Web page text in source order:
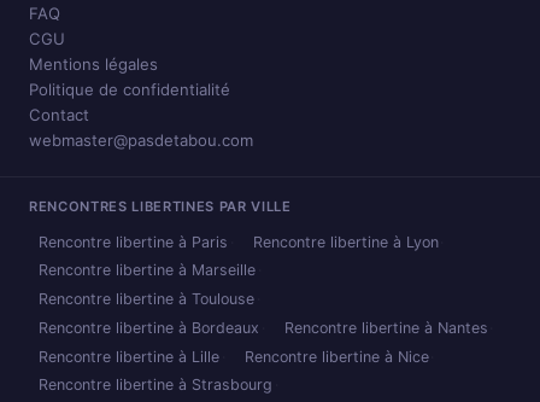
FAQ
CGU
Mentions légales
Politique de confidentialité
Contact
webmaster@pasdetabou.com
RENCONTRES LIBERTINES PAR VILLE
Rencontre libertine à Paris
Rencontre libertine à Lyon
Rencontre libertine à Marseille
Rencontre libertine à Toulouse
Rencontre libertine à Bordeaux
Rencontre libertine à Nantes
Rencontre libertine à Lille
Rencontre libertine à Nice
Rencontre libertine à Strasbourg